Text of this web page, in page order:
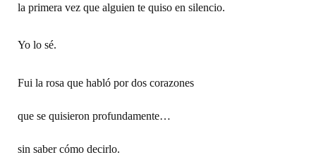
la primera vez que alguien te quiso en silencio.
Yo lo sé.
Fui la rosa que habló por dos corazones
que se quisieron profundamente…
sin saber cómo decirlo.